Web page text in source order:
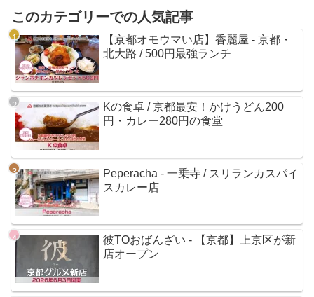
このカテゴリーでの人気記事
【京都オモウマい店】香麗屋 - 京都・
北大路 / 500円最強ランチ
Kの食卓 / 京都最安！かけうどん200
円・カレー280円の食堂
Peperacha - 一乗寺 / スリランカスパイ
スカレー店
彼TOおばんざい - 【京都】上京区が新
店オープン